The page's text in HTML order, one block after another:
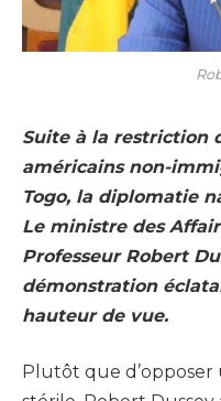
Suite à la restriction
américains non-
Togo, la diplomatie
Le ministre des
Professeur Robert
démonstration
hauteur de vue.
Plutôt que